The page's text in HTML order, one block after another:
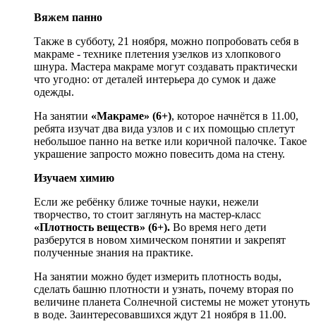
Вяжем панно
Также в субботу, 21 ноября, можно попробовать себя в
макраме - технике плетения узелков из хлопкового
шнура. Мастера макраме могут создавать практически
что угодно: от деталей интерьера до сумок и даже
одежды.
На занятии «Макраме» (6+), которое начнётся в 11.00,
ребята изучат два вида узлов и с их помощью сплетут
небольшое панно на ветке или коричной палочке. Такое
украшение запросто можно повесить дома на стену.
Изучаем химию
Если же ребёнку ближе точные науки, нежели
творчество, то стоит заглянуть на мастер-класс
«Плотность веществ» (6+). Во время него дети
разберутся в новом химическом понятии и закрепят
полученные знания на практике.
На занятии можно будет измерить плотность воды,
сделать башню плотности и узнать, почему вторая по
величине планета Солнечной системы не может утонуть
в воде. Заинтересовавшихся ждут 21 ноября в 11.00.